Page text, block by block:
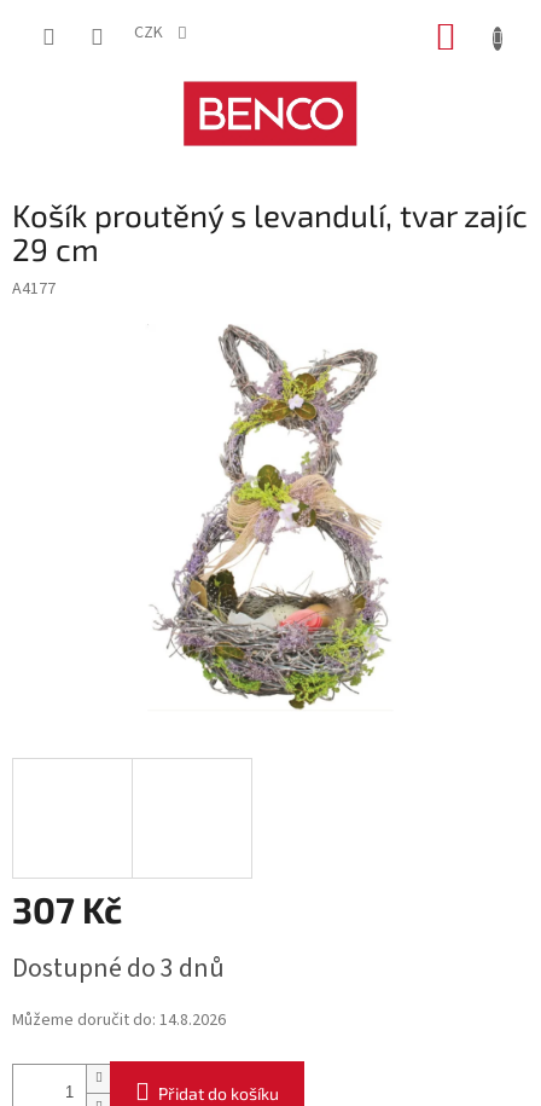
CZK
Košík proutěný s levandulí, tvar zajíc
29 cm
A4177
307 Kč
cena:
Dostupné do 3 dnů
Můžeme doručit do: 14.8.2026
Přidat do košíku